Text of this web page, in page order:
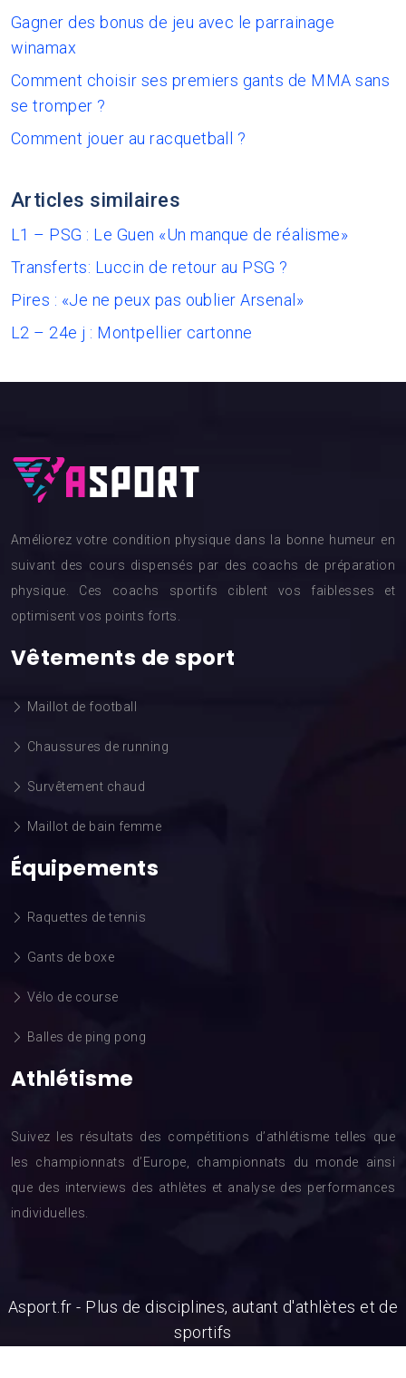
Gagner des bonus de jeu avec le parrainage
winamax
Comment choisir ses premiers gants de MMA sans
se tromper ?
Comment jouer au racquetball ?
Articles similaires
L1 – PSG : Le Guen «Un manque de réalisme»
Transferts: Luccin de retour au PSG ?
Pires : «Je ne peux pas oublier Arsenal»
L2 – 24e j : Montpellier cartonne
Améliorez votre condition physique dans la bonne humeur en
suivant des cours dispensés par des coachs de préparation
physique. Ces coachs sportifs ciblent vos faiblesses et
optimisent vos points forts.
Vêtements de sport
Maillot de football
Chaussures de running
Survêtement chaud
Maillot de bain femme
Équipements
Raquettes de tennis
Gants de boxe
Vélo de course
Balles de ping pong
Athlétisme
Suivez les résultats des compétitions d’athlétisme telles que
les championnats d’Europe, championnats du monde ainsi
que des interviews des athlètes et analyse des performances
individuelles.
Asport.fr - Plus de disciplines, autant d'athlètes et de
sportifs